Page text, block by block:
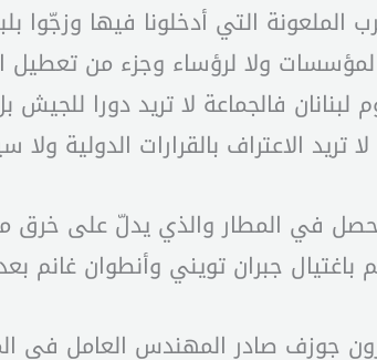
الملعونة التي أدخلونا فيها
ولا لرؤساء وجزء من تعطيل
لبنانان فالجماعة لا تريد دورا
الدولية ولا سيما ١٥٥٩ و١٧٠١ نعيش مع جماعة فوضى خطفوا الدولة ورجالاتها أشبه
حصل في المطار والذي يدلّ على خرق
جبران تويني وأنطوان غانم
جوزف صادر المهندس العامل